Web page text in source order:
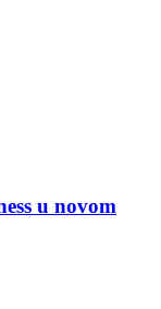
u novom